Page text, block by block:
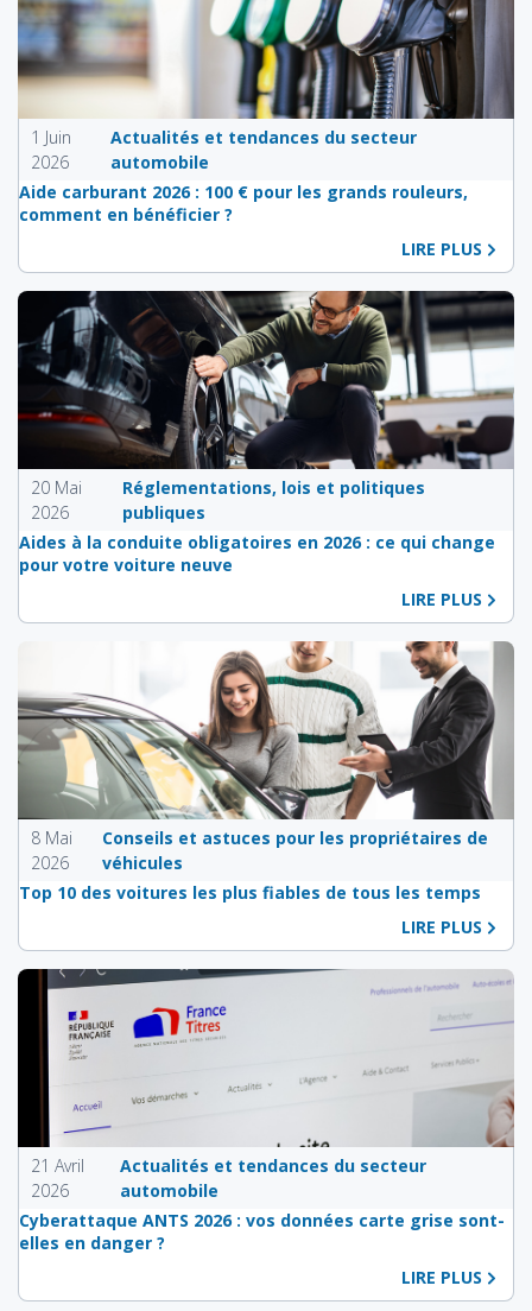
1 Juin
2026
Actualités et tendances du secteur
automobile
Aide carburant 2026 : 100 € pour les grands rouleurs,
comment en bénéficier ?
LIRE PLUS
20 Mai
2026
Réglementations, lois et politiques
publiques
Aides à la conduite obligatoires en 2026 : ce qui change
pour votre voiture neuve
LIRE PLUS
8 Mai
2026
Conseils et astuces pour les propriétaires de
véhicules
Top 10 des voitures les plus fiables de tous les temps
LIRE PLUS
21 Avril
2026
Actualités et tendances du secteur
automobile
Cyberattaque ANTS 2026 : vos données carte grise sont-
elles en danger ?
LIRE PLUS